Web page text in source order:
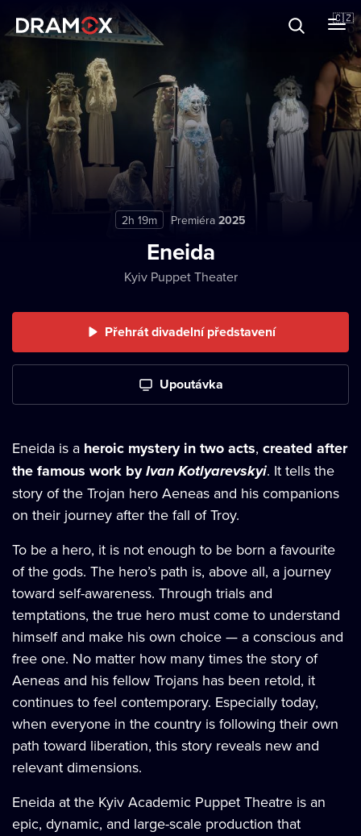
🇨🇿
Dárkové poukazy
Registrujte se
2h 19m Premiéra 2025
Eneida
Kyiv Puppet Theater
Přehrát divadelní představení
Upoutávka
Eneida is a heroic mystery in two acts, created after
the famous work byIvan Kotlyarevskyi. It tells the
story of the Trojan hero Aeneas and his companions
on their journey after the fall of Troy.
To be a hero, it is not enough to be born a favourite
of the gods. The hero’s path is, above all, a journey
toward self-awareness. Through trials and
temptations, the true hero must come to understand
himself and make his own choice — a conscious and
free one. No matter how many times the story of
Aeneas and his fellow Trojans has been retold, it
continues to feel contemporary. Especially today,
when everyone in the country is following their own
path toward liberation, this story reveals new and
relevant dimensions.
Eneida at the Kyiv Academic Puppet Theatre is an
epic, dynamic, and large-scale production that